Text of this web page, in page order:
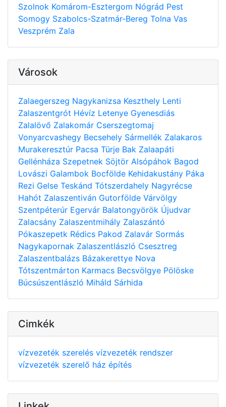
Szolnok Komárom-Esztergom Nógrád Pest
Somogy Szabolcs-Szatmár-Bereg Tolna Vas
Veszprém Zala
Városok
Zalaegerszeg Nagykanizsa Keszthely Lenti
Zalaszentgrót Hévíz Letenye Gyenesdiás
Zalalövő Zalakomár Cserszegtomaj
Vonyarcvashegy Becsehely Sármellék Zalakaros
Murakeresztúr Pacsa Türje Bak Zalaapáti
Gellénháza Szepetnek Söjtör Alsópáhok Bagod
Lovászi Galambok Bocfölde Kehidakustány Páka
Rezi Gelse Teskánd Tótszerdahely Nagyrécse
Hahót Zalaszentiván Gutorfölde Várvölgy
Szentpéterúr Egervár Balatongyörök Újudvar
Zalacsány Zalaszentmihály Zalaszántó
Pókaszepetk Rédics Pakod Zalavár Sormás
Nagykapornak Zalaszentlászló Csesztreg
Zalaszentbalázs Bázakerettye Nova
Tótszentmárton Karmacs Becsvölgye Pölöske
Búcsúszentlászló Miháld Sárhida
Cimkék
vízvezeték szerelés vízvezeték rendszer
vízvezeték szerelő ház építés